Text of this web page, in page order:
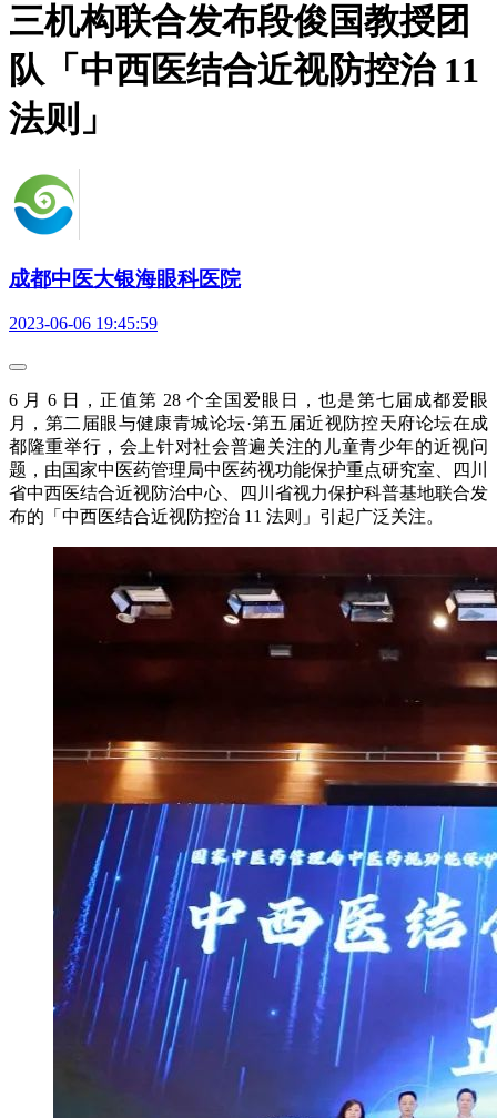
三机构联合发布段俊国教授团
队「中西医结合近视防控治 11
法则」
成都中医大银海眼科医院
2023-06-06 19:45:59
6 月 6 日，正值第 28 个全国爱眼日，也是第七届成都爱眼
月，第二届眼与健康青城论坛·第五届近视防控天府论坛在成
都隆重举行，会上针对社会普遍关注的儿童青少年的近视问
题，由国家中医药管理局中医药视功能保护重点研究室、四川
省中西医结合近视防治中心、四川省视力保护科普基地联合发
布的「中西医结合近视防控治 11 法则」引起广泛关注。